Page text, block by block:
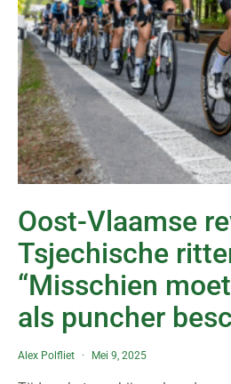
Oost-Vlaamse
Tsjechische
“Misschien
als puncher
Alex Polfliet Mei 9, 2025